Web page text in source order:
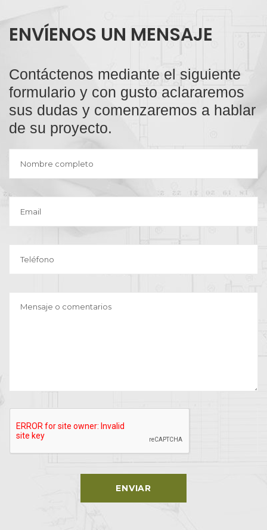
ENVÍENOS UN MENSAJE
Contáctenos mediante el siguiente
formulario y con gusto aclararemos
sus dudas y comenzaremos a hablar
de su proyecto.